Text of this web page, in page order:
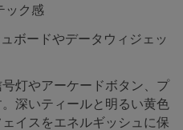
ック感
ボードやデータウィジェッ
灯やアーケードボタン、プ
深いティールと明るい黄色
イスをエネルギッシュに保